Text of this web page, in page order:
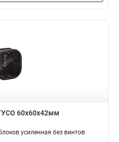
60х60х42мм
усиленная без винтов